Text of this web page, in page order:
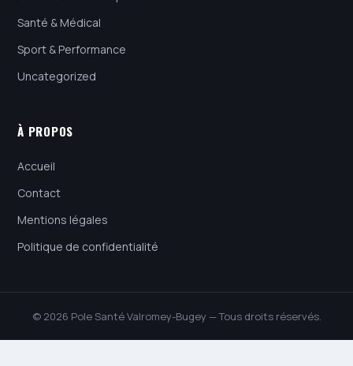
Santé & Médical
Sport & Performance
Uncategorized
À PROPOS
Accueil
Contact
Mentions légales
Politique de confidentialité
© 2026 Pole Santé Valromey-Bugey — Tous droits réservés.